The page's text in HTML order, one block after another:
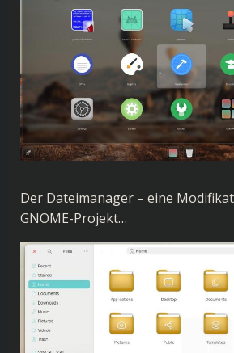
Der Dateimanager – eine
GNOME-Projekt…